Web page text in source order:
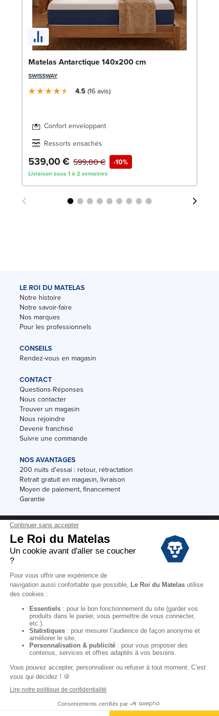
Matelas Antarctique 140x200 cm
SWISSWAY
4.5 16 avis
Confort enveloppant
Ressorts ensachés
539,00 € -10%
599,00 €
Livraison sous 1 à 2 semaines
LE ROI DU MATELAS
Notre histoire
Notre savoir-faire
Nos marques
Pour les professionnels
CONSEILS
Rendez-vous en magasin
CONTACT
Questions-Réponses
Nous contacter
Trouver un magasin
Nous rejoindre
Devenir franchisé
Suivre une commande
NOS AVANTAGES
200 nuits d'essai : retour, rétractation
Retrait gratuit en magasin, livraison
Moyen de paiement, financement
Garantie
Conditions des offres
Black Friday
Destockage
Conditions Générales de vente magasin
Mentions Légales
Données personnelles
Codes promo Le Roi du Matelas
Copyright © 2022. All rights reserved.